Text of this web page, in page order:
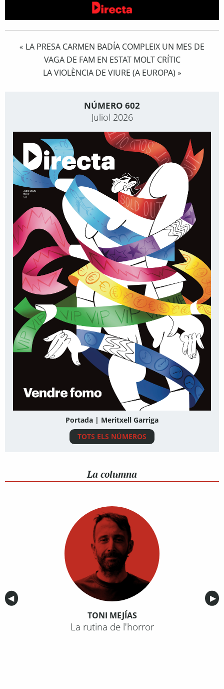
« LA PRESA CARMEN BADÍA COMPLEIX UN MES DE
VAGA DE FAM EN ESTAT MOLT CRÍTIC
LA VIOLÈNCIA DE VIURE (A EUROPA) »
NÚMERO 602
Juliol 2026
Portada | Meritxell Garriga
TOTS ELS NÚMEROS
La columna
Anterior
◀︎ ▶︎
TONI MEJÍAS
La rutina de l'horror